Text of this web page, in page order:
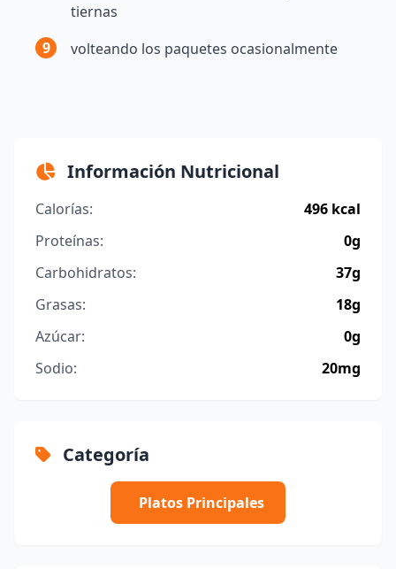
tiernas
9
volteando los paquetes ocasionalmente
Información Nutricional
Calorías:
496 kcal
Proteínas:
0g
Carbohidratos:
37g
Grasas:
18g
Azúcar:
0g
Sodio:
20mg
Categoría
Platos Principales